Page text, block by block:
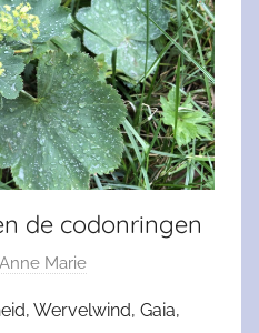
de codonringen
Anne Marie
Wervelwind, Gaia,